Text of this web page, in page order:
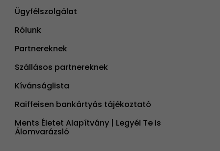
Ügyfélszolgálat
Rólunk
Partnereknek
Szállásos partnereknek
Kívánságlista
Raiffeisen bankártyás tájékoztató
Ments Életet Alapítvány | Legyél Te is
Álomvarázsló